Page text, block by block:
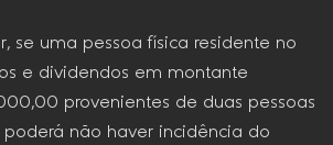
se uma pessoa física residente no
e dividendos em montante
provenientes de duas pessoas
poderá não haver incidência do